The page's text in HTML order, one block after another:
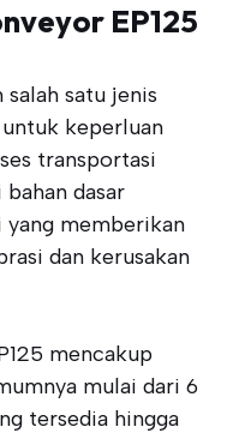
EP125
salah satu jenis
keperluan
transportasi
dasar
memberikan
dan kerusakan
mencakup
mulai dari 6
tersedia hingga